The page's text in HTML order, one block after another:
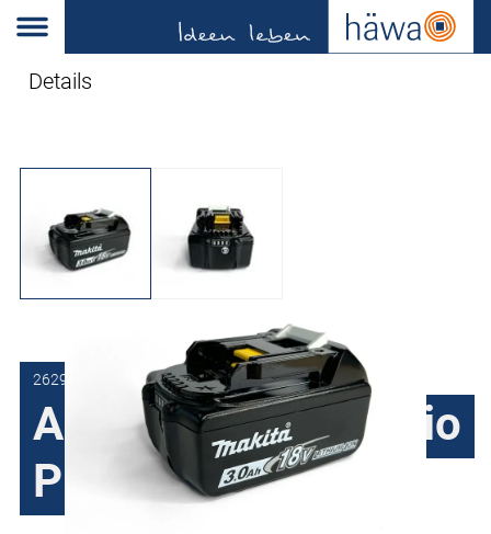
Details
2629-0000-60-00
Accu Powerlec Vario
Plus